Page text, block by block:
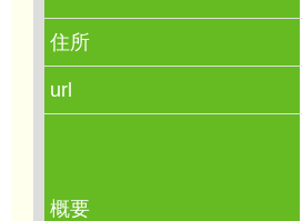
住所
url
概要